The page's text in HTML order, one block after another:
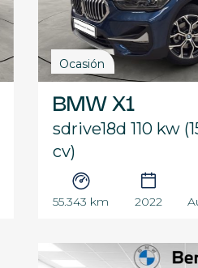
Ocasión
BMW X1
sdrive18d 110 kw
cv)
55.343 km 2022